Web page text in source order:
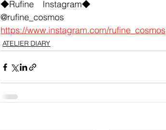
◆Rufine　Instagram◆
@rufine_cosmos
https://www.instagram.com/rufine_cosmos
ATELIER DIARY